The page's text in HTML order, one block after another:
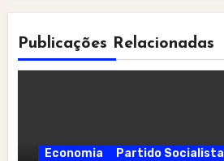
Publicações Relacionadas
Economia Partido Socialista